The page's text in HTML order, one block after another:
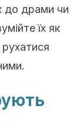
до драми чи
їх як